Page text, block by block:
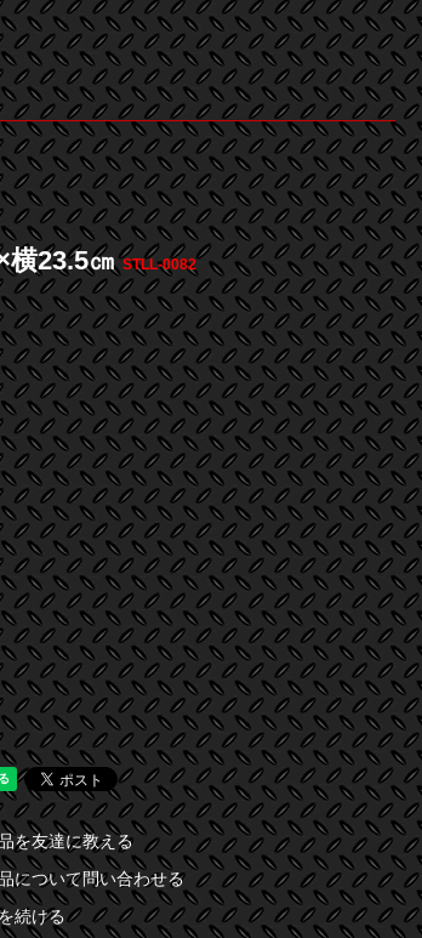
横23.5㎝STLL-0082
を友達に教える
について問い合わせる
続ける